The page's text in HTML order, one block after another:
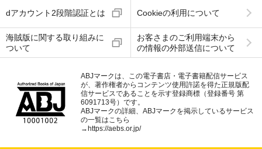
dアカウント2段階認証とは Cookieの利用について
海賊版に関する取り組みに
ついて
お客さまのご利用端末から
の情報の外部送信について
ABJマークは、この電子書店・電子書籍配信サービス
が、著作権者からコンテンツ使用許諾を得た正規版配
信サービスであることを示す登録商標（登録番号 第
6091713号）です。
ABJマークの詳細、ABJマークを掲示しているサービス
の一覧はこちら
→ https://aebs.or.jp/